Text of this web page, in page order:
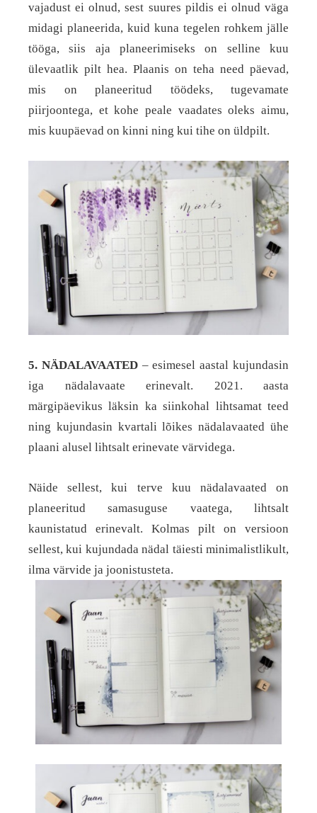
vajadust ei olnud, sest suures pildis ei olnud väga
midagi planeerida, kuid kuna tegelen rohkem jälle
tööga, siis aja planeerimiseks on selline kuu
ülevaatlik pilt hea. Plaanis on teha need päevad,
mis on planeeritud töödeks, tugevamate
piirjoontega, et kohe peale vaadates oleks aimu,
mis kuupäevad on kinni ning kui tihe on üldpilt.
5. NÄDALAVAATED– esimesel aastal kujundasin
iga nädalavaate erinevalt. 2021. aasta
märgipäevikus läksin ka siinkohal lihtsamat teed
ning kujundasin kvartali lõikes nädalavaated ühe
plaani alusel lihtsalt erinevate värvidega.
Näide sellest, kui terve kuu nädalavaated on
planeeritud samasuguse vaatega, lihtsalt
kaunistatud erinevalt. Kolmas pilt on versioon
sellest, kui kujundada nädal täiesti minimalistlikult,
ilma värvide ja joonistusteta.